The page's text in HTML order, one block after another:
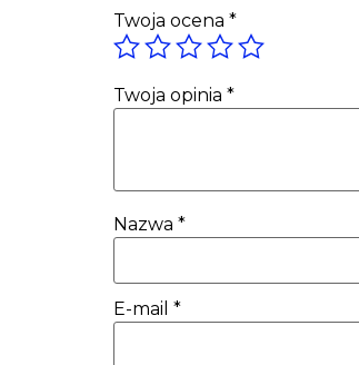
Twoja ocena *
Twoja opinia *
Nazwa *
E-mail *